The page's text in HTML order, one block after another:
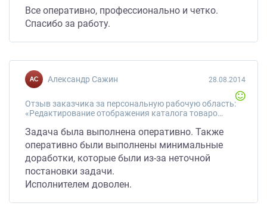
Все оперативно, профессионально и четко.
Спасибо за работу.
Александр Сажин
Отзыв заказчика за персональную рабочую область:
«Редактирование отображения каталога товаров в Shopkeeper, ModX (PHP)»
28.08.2014
Задача была выполнена оперативно. Также
оперативно были выполнены минимальные
доработки, которые были из-за неточной
постановки задачи.
Исполнителем доволен.